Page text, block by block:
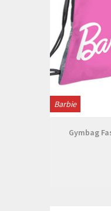
Barbie
Gymbag